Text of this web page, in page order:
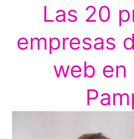
Las 20
empresas
web